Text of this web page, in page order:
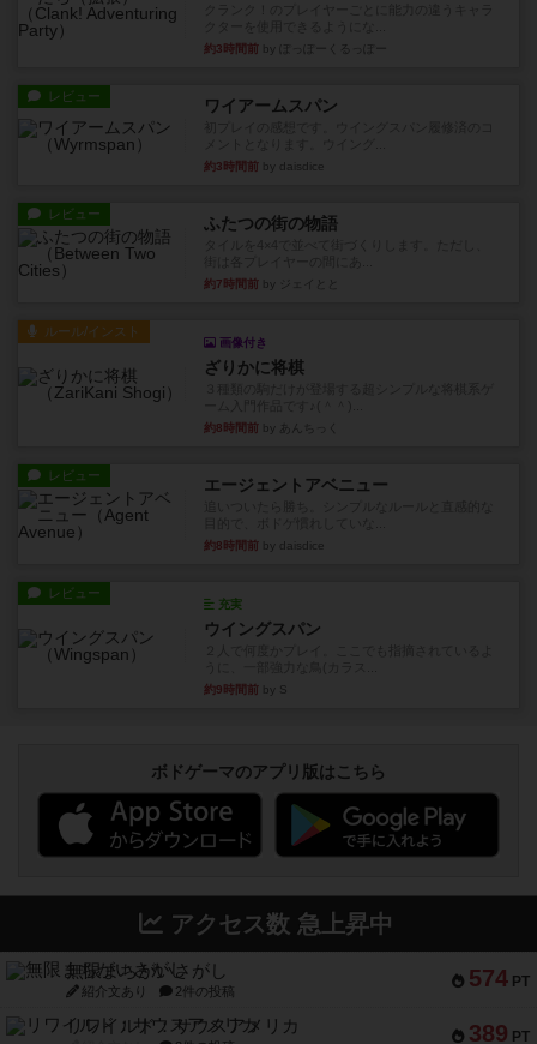
約3時間前 by ぽっぽーくるっぽー
レビュー ワイアームスパン
約3時間前 by daisdice
レビュー ふたつの街の物語
約7時間前 by ジェイとと
ルール/インスト
画像付き
ざりかに将棋
約8時間前 by あんちっく
レビュー エージェントアベニュー
約8時間前 by daisdice
レビュー
充実
ウイングスパン
約9時間前 by S
ボドゲーマのアプリ版はこちら
アクセス数 急上昇中
574 PT
無限まちがいさがし
紹介文あり 2件の投稿
389 PT
リワイルド：サウスアメリカ